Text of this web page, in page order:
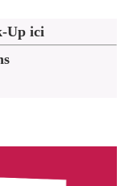
Up ici